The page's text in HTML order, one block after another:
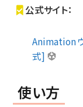
公式サイト：
Animation
式]
使い方